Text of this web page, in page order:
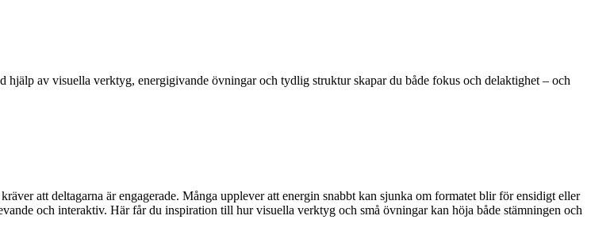
av visuella verktyg, energigivande övningar och tydlig struktur skapar du både fokus och delaktighet – och
att deltagarna är engagerade. Många upplever att energin snabbt kan sjunka om formatet blir för ensidigt eller
och interaktiv. Här får du inspiration till hur visuella verktyg och små övningar kan höja både stämningen och